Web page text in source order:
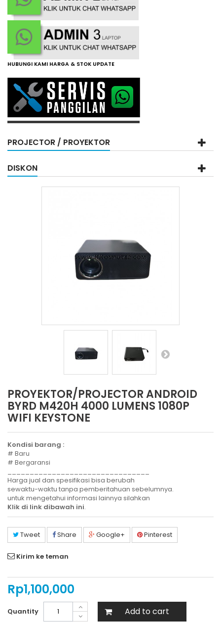
HUBUNGI KAMI HARGA & STOK UPDATE
PROJECTOR / PROYEKTOR
DISKON
PROYEKTOR/PROJECTOR ANDROID
BYRD M420H 4000 LUMENS 1080P
WIFI KEYSTONE
Kondisi barang :
# Baru
# Bergaransi
Harga jual dan spesifikasi bisa berubah
sewaktu-waktu tanpa pemberitahuan sebelumnya.
untuk mengetahui informasi lainnya silahkan
Klik di link dibawah ini.
Tweet Share Google+ Pinterest
Kirim ke teman
Rp‎1,100,000
Quantity Add to cart